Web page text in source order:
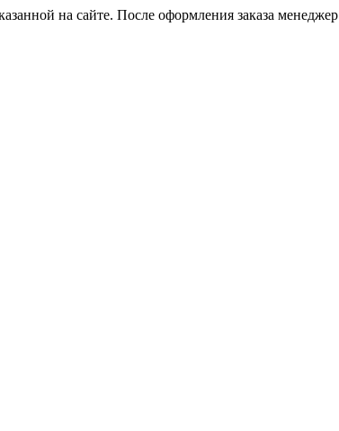
на сайте. После оформления заказа